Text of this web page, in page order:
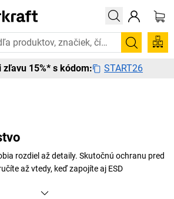
bestsellery doručíme do 72 hodín.
zľavu 15%* s kódom: START26
rozdiel až detaily. Skutočnú ochranu pred
až vtedy, keď zapojíte aj ESD